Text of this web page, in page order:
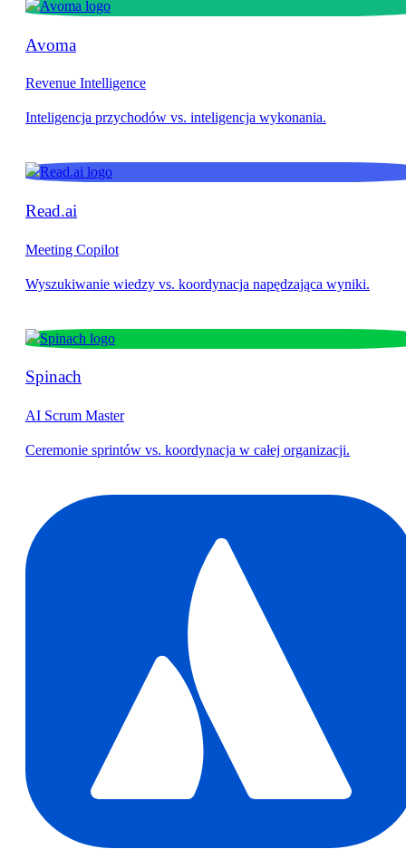
Avoma
Revenue Intelligence
Read.ai
Meeting Copilot
Spinach
AI Scrum Master